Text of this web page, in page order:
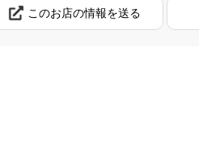
このお店の情報を送る